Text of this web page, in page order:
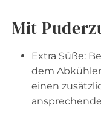
Mit
Extra Süße:
dem
einen